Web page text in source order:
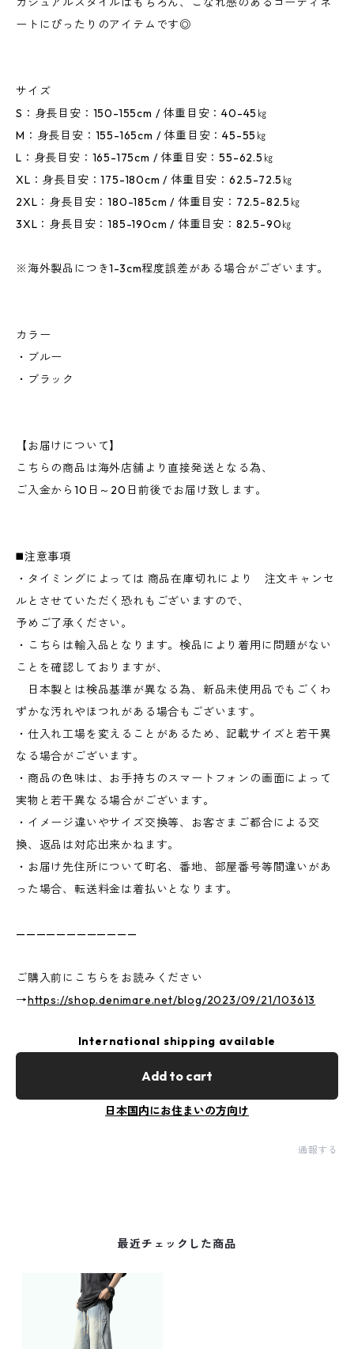
ートにぴったりのアイテムです◎
サイズ
S：身長目安：150-155cm / 体重目安：40-45㎏
M：身長目安：155-165cm / 体重目安：45-55㎏
L：身長目安：165-175cm / 体重目安：55-62.5㎏
XL：身長目安：175-180cm / 体重目安：62.5-72.5㎏
2XL：身長目安：180-185cm / 体重目安：72.5-82.5㎏
3XL：身長目安：185-190cm / 体重目安：82.5-90㎏
※海外製品につき1-3cm程度誤差がある場合がございます。
カラー
・ブルー
・ブラック
【お届けについて】
こちらの商品は海外店舗より直接発送となる為、
ご入金から10日～20日前後でお届け致します。
◼️注意事項
・タイミングによっては 商品在庫切れにより 注文キャンセ
ルとさせていただく恐れもございますので、
予めご了承ください。
・こちらは輸入品となります。検品により着用に問題がない
ことを確認しておりますが、
日本製とは検品基準が異なる為、新品未使用品でもごくわ
ずかな汚れやほつれがある場合もございます。
・仕入れ工場を変えることがあるため、記載サイズと若干異
なる場合がございます。
・商品の色味は、お手持ちのスマートフォンの画面によって
実物と若干異なる場合がございます。
・イメージ違いやサイズ交換等、お客さまご都合による交
換、返品は対応出来かねます。
・お届け先住所について町名、番地、部屋番号等間違いがあ
った場合、転送料金は着払いとなります。
————————————
ご購入前にこちらをお読みください
→https://shop.denimare.net/blog/2023/09/21/103613
International shipping available
Add to cart
日本国内にお住まいの方向け
通報する
最近チェックした商品